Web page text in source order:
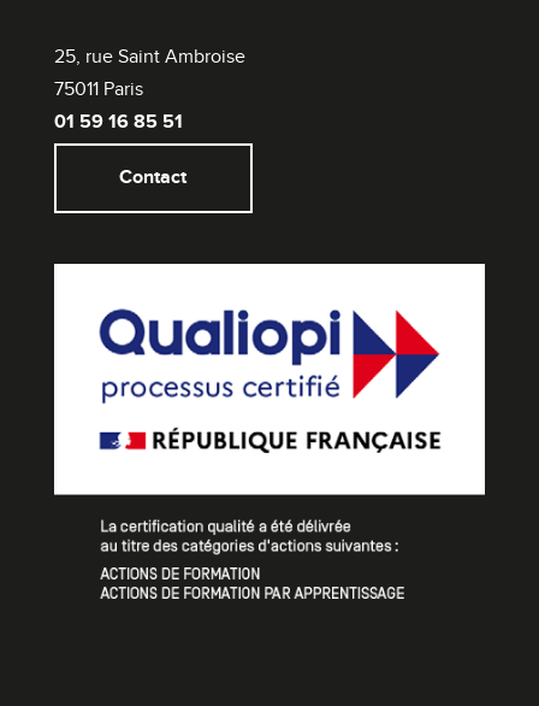
25, rue Saint Ambroise
75011 Paris
01 59 16 85 51
Contact